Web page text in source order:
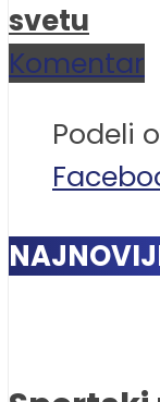
svetu
Komentar
Podeli